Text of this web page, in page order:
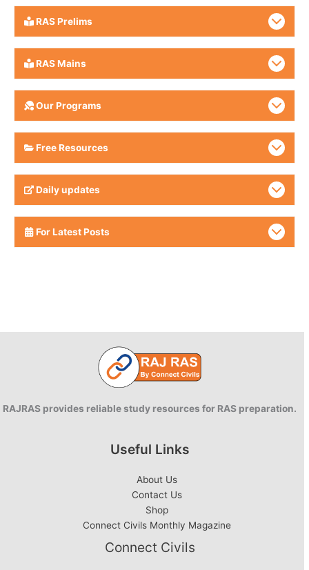
RAS Prelims
RAS Mains
Our Programs
Free Resources
Daily updates
For Latest Posts
RAJRAS provides reliable study resources for RAS preparation.
Useful Links
About Us
Contact Us
Shop
Connect Civils Monthly Magazine
Connect Civils